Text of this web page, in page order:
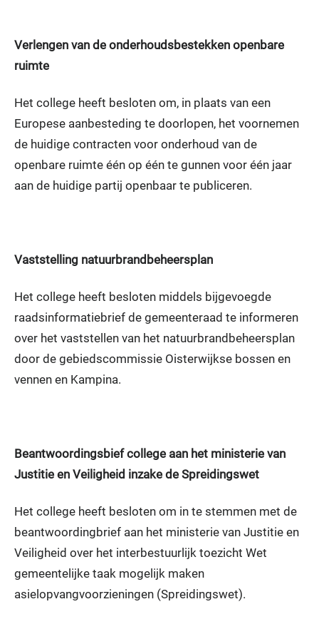
Verlengen van de onderhoudsbestekken openbare
ruimte
Het college heeft besloten om, in plaats van een
Europese aanbesteding te doorlopen, het voornemen
de huidige contracten voor onderhoud van de
openbare ruimte één op één te gunnen voor één jaar
aan de huidige partij openbaar te publiceren.
Vaststelling natuurbrandbeheersplan
Het college heeft besloten middels bijgevoegde
raadsinformatiebrief de gemeenteraad te informeren
over het vaststellen van het natuurbrandbeheersplan
door de gebiedscommissie Oisterwijkse bossen en
vennen en Kampina.
Beantwoordingsbief college aan het ministerie van
Justitie en Veiligheid inzake de Spreidingswet
Het college heeft besloten om in te stemmen met de
beantwoordingbrief aan het ministerie van Justitie en
Veiligheid over het interbestuurlijk toezicht Wet
gemeentelijke taak mogelijk maken
asielopvangvoorzieningen (Spreidingswet).